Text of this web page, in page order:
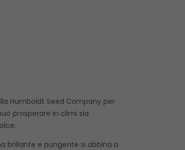
Humboldt Seed Company per
prosperare in climi sia
brillante e pungente si abbina a